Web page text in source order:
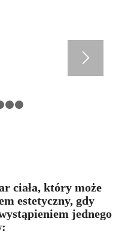
ciała, który może
estetyczny, gdy
jednego